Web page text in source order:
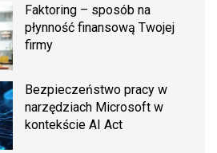
Faktoring – sposób na
płynność finansową Twojej
firmy
Bezpieczeństwo pracy w
narzędziach Microsoft w
kontekście AI Act